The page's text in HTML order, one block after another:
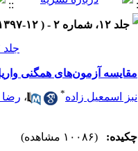
جلد ۱۲، شماره ۲ - ( ۱۲-۱۳۹۷ )
جلد ۱۲ شماره ۲ صفحات ۳۴۰-۳۲۳
مقایسه آزمون‌های همگنی
نبز اسمعیل زاده* ، رضا
چکیده:
(۱۰۰۸۶ مشاهده)